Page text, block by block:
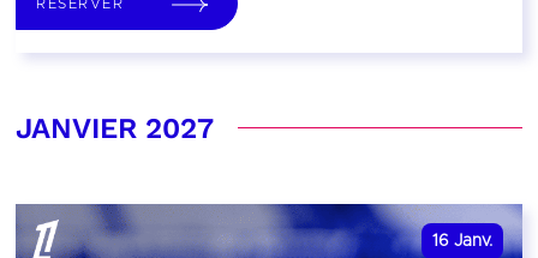
RÉSERVER
JANVIER 2027
16 Janv.